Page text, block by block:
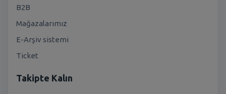
B2B
Mağazalarımız
E-Arşiv sistemi
Ticket
Takipte Kalın